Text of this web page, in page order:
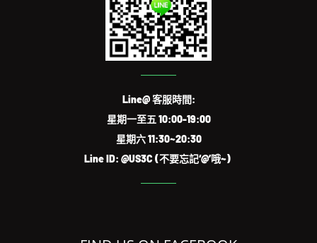
Line@ 客服時間:
星期一至五 10:00-19:00
星期六 11:30~20:30
Line ID: @US3C (不要忘記‘@’哦~)